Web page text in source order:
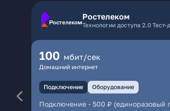
Ростелеком
Технологии доступа 2.0 Тест-
100 мбит/сек
Домашний интернет
Подключение Оборудование
Подключение - 500 ₽ (единоразовый